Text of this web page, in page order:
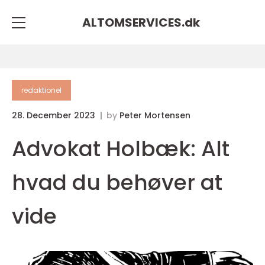
ALTOMSERVICES.dk
redaktionel
28. December 2023 by Peter Mortensen
Advokat Holbæk: Alt
hvad du behøver at
vide